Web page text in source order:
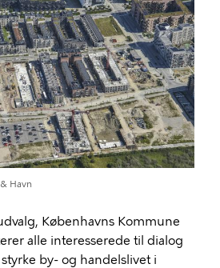
Havn
Københavns Kommune
alle interesserede til dialog
by- og handelslivet i